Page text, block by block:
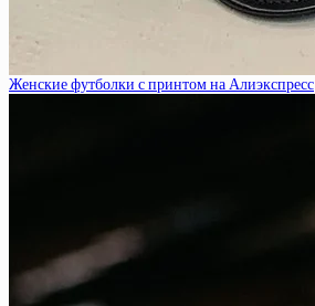
Женские футболки с принтом на Алиэкспресс